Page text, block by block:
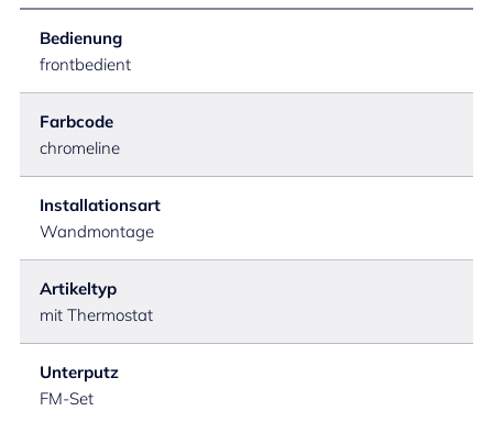
Bedienung
frontbedient
Farbcode
chromeline
Installationsart
Wandmontage
Artikeltyp
mit Thermostat
Unterputz
FM-Set